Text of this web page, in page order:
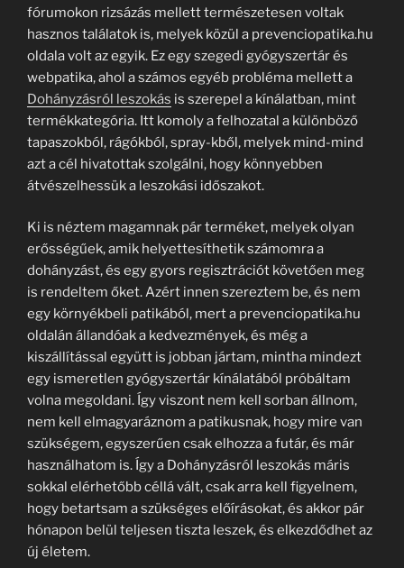
fórumokon rizsázás mellett természetesen voltak
hasznos találatok is, melyek közül a prevenciopatika.hu
oldala volt az egyik. Ez egy szegedi gyógyszertár és
webpatika, ahol a számos egyéb probléma mellett a
Dohányzásról leszokás is szerepel a kínálatban, mint
termékkategória. Itt komoly a felhozatal a különböző
tapaszokból, rágókból, spray-kből, melyek mind-mind
azt a cél hivatottak szolgálni, hogy könnyebben
átvészelhessük a leszokási időszakot.
Ki is néztem magamnak pár terméket, melyek olyan
erősségűek, amik helyettesíthetik számomra a
dohányzást, és egy gyors regisztrációt követően meg
is rendeltem őket. Azért innen szereztem be, és nem
egy környékbeli patikából, mert a prevenciopatika.hu
oldalán állandóak a kedvezmények, és még a
kiszállítással együtt is jobban jártam, mintha mindezt
egy ismeretlen gyógyszertár kínálatából próbáltam
volna megoldani. Így viszont nem kell sorban állnom,
nem kell elmagyaráznom a patikusnak, hogy mire van
szükségem, egyszerűen csak elhozza a futár, és már
használhatom is. Így a Dohányzásról leszokás máris
sokkal elérhetőbb céllá vált, csak arra kell figyelnem,
hogy betartsam a szükséges előírásokat, és akkor pár
hónapon belül teljesen tiszta leszek, és elkezdődhet az
új életem.